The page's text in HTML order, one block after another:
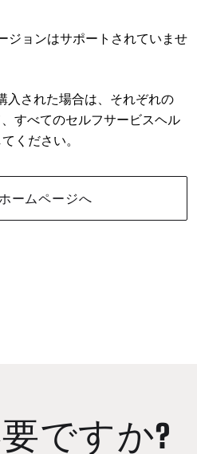
ジョンはサポートされていませ
入された場合は、それぞれの
すべてのセルフサービスヘル
ください。
ームページへ
ですか?